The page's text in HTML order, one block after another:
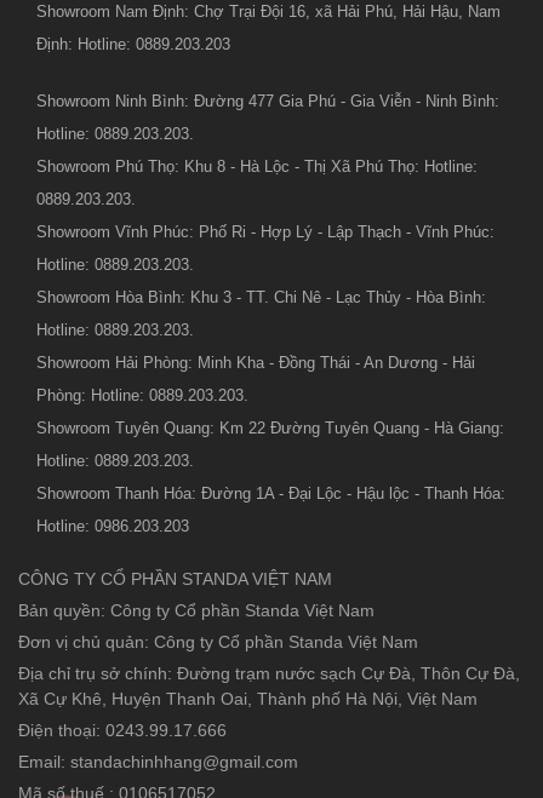
Showroom Nam Định: Chợ Trại Đội 16, xã Hải Phú, Hải Hậu, Nam
Định: Hotline: 0889.203.203
Showroom Ninh Bình: Đường 477 Gia Phú - Gia Viễn - Ninh Bình:
Hotline: 0889.203.203.
Showroom Phú Thọ: Khu 8 - Hà Lộc - Thị Xã Phú Thọ: Hotline:
0889.203.203.
Showroom Vĩnh Phúc: Phố Ri - Hợp Lý - Lập Thạch - Vĩnh Phúc:
Hotline: 0889.203.203.
Showroom Hòa Bình: Khu 3 - TT. Chi Nê - Lạc Thủy - Hòa Bình:
Hotline: 0889.203.203.
Showroom Hải Phòng: Minh Kha - Đồng Thái - An Dương - Hải
Phòng: Hotline: 0889.203.203.
Showroom Tuyên Quang: Km 22 Đường Tuyên Quang - Hà Giang:
Hotline: 0889.203.203.
Showroom Thanh Hóa: Đường 1A - Đại Lộc - Hậu lộc - Thanh Hóa:
Hotline: 0986.203.203
CÔNG TY CỔ PHẦN STANDA VIỆT NAM
Bản quyền: Công ty Cổ phần Standa Việt Nam
Đơn vị chủ quản: Công ty Cổ phần Standa Việt Nam
Địa chỉ trụ sở chính: Đường trạm nước sạch Cự Đà, Thôn Cự Đà,
Xã Cự Khê, Huyện Thanh Oai, Thành phố Hà Nội, Việt Nam
Điện thoại: 0243.99.17.666
Email: standachinhhang@gmail.com
Mã số thuế : 0106517052